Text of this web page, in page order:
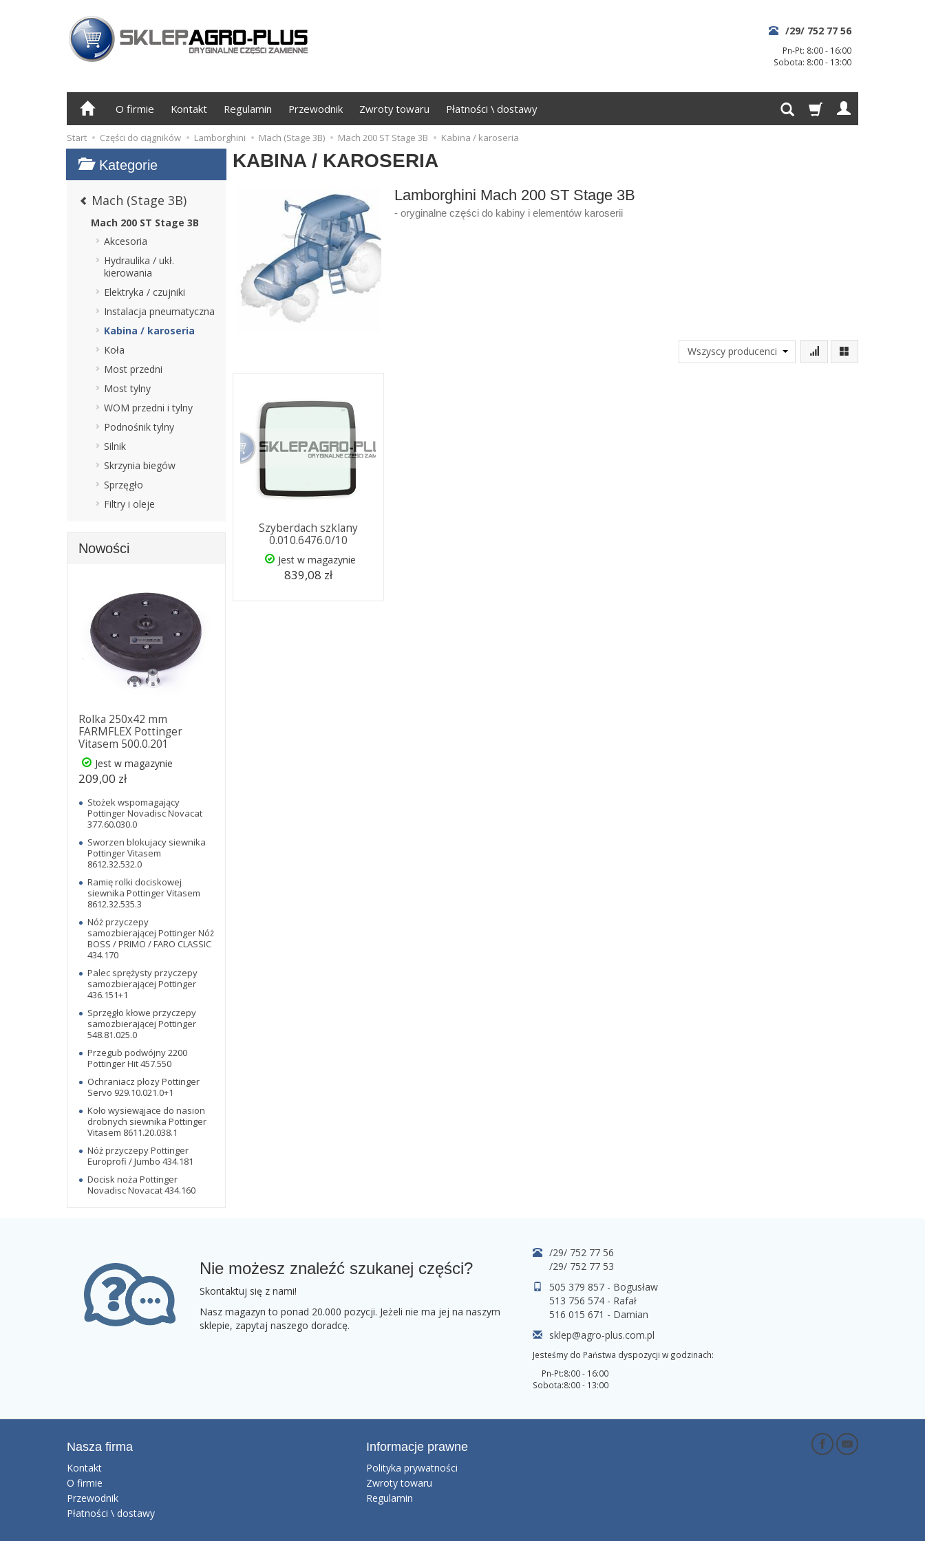
/29/ 752 77 56
Pn-Pt: 8:00 - 16:00
Sobota: 8:00 - 13:00
O firmie Kontakt Regulamin Przewodnik Zwroty towaru Płatności \ dostawy
Start Części do ciągników Lamborghini Mach (Stage 3B) Mach 200 ST Stage 3B Kabina / karoseria
KABINA / KAROSERIA
Lamborghini Mach 200 ST Stage 3B
- oryginalne części do kabiny i elementów karoserii
Szyberdach szklany
0.010.6476.0/10
Jest w magazynie
839,08 zł
Kategorie
Mach (Stage 3B)
Mach 200 ST Stage 3B
Akcesoria
Hydraulika / ukł.
kierowania
Elektryka / czujniki
Instalacja pneumatyczna
Kabina / karoseria
Koła
Most przedni
Most tylny
WOM przedni i tylny
Podnośnik tylny
Silnik
Skrzynia biegów
Sprzęgło
Filtry i oleje
Nowości
Rolka 250x42 mm
FARMFLEX Pottinger
Vitasem 500.0.201
Jest w magazynie
209,00 zł
Stożek wspomagający
Pottinger Novadisc Novacat
377.60.030.0
Sworzen blokujacy siewnika
Pottinger Vitasem
8612.32.532.0
Ramię rolki dociskowej
siewnika Pottinger Vitasem
8612.32.535.3
Nóż przyczepy
samozbierającej Pottinger Nóż
BOSS / PRIMO / FARO CLASSIC
434.170
Palec sprężysty przyczepy
samozbierającej Pottinger
436.151+1
Sprzęgło kłowe przyczepy
samozbierającej Pottinger
548.81.025.0
Przegub podwójny 2200
Pottinger Hit 457.550
Ochraniacz płozy Pottinger
Servo 929.10.021.0+1
Koło wysiewąjace do nasion
drobnych siewnika Pottinger
Vitasem 8611.20.038.1
Nóż przyczepy Pottinger
Europrofi / Jumbo 434.181
Docisk noża Pottinger
Novadisc Novacat 434.160
Nie możesz znaleźć szukanej części?
Skontaktuj się z nami!
Nasz magazyn to ponad 20.000 pozycji. Jeżeli nie ma jej na naszym
sklepie, zapytaj naszego doradcę.
/29/ 752 77 56
/29/ 752 77 53
505 379 857 - Bogusław
513 756 574 - Rafał
516 015 671 - Damian
sklep@agro-plus.com.pl
Jesteśmy do Państwa dyspozycji w godzinach:
Pn-Pt:
Sobota:
8:00 - 16:00
8:00 - 13:00
Nasza firma
Kontakt
O firmie
Przewodnik
Płatności \ dostawy
Informacje prawne
Polityka prywatności
Zwroty towaru
Regulamin